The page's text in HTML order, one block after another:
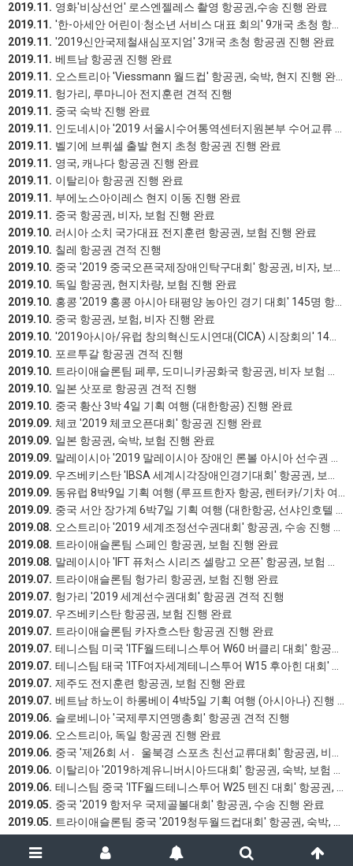
2019.11. 영화'비상선언' 로스엔젤레스 촬영 항공권,수송 진행 완료
2019.11. '한-아세안 어린이·청소년 서비스 대표 회의' 9개국 초청 항공권 진행 완료
2019.11. '2019신안국제철새심포지엄' 3개국 초청 항공권 진행 완료
2019.11. 베트남 항공권 진행 완료
2019.11. 오스트리아 'Viessmann 월드컵' 항공권, 숙박, 현지 진행 완료
2019.11. 헝가리, 루마니아 전지훈련 견적 진행
2019.11. 중국 숙박 진행 완료
2019.11. 인도네시아 '2019 서울시수어통역센터지원본부 수어교류 해외연수' 항공권, 숙박, 현지이동 진행 완료
2019.11. 벨기에 브뤼셀 출발 현지 초청 항공권 진행 완료
2019.11. 영국, 캐나다 항공권 진행 완료
2019.11. 이탈리아 항공권 진행 완료
2019.11. 부에노스아이레스 현지 이동 진행 완료
2019.11. 중국 항공권, 비자, 보험 진행 완료
2019.10. 러시아 소치 국가대표 전지훈련 항공권, 보험 진행 완료
2019.10. 칠레 항공권 견적 진행
2019.10. 중국 '2019 중국오픈국제장애인탁구대회' 항공권, 비자, 보험 진행 완료
2019.10. 독일 항공권, 현지차량, 보험 진행 완료
2019.10. 홍콩 '2019 홍콩 아시아 태평양 농아인 경기 대회' 145명 항공권 진행 완료
2019.10. 중국 항공권, 보험, 비자 진행 완료
2019.10. '2019아시아/유럽 창의혁신도시연대(CICA) 시장회의' 14개국 초청 고위급 비즈니스, 일반 항공권 진행 완료
2019.10. 포르투갈 항공권 견적 진행
2019.10. 트라이애슬론팀 페루, 도미니카공화국 항공권, 비자 보험 진행 완료
2019.10. 일본 삿포로 항공권 견적 진행
2019.10. 중국 황산 3박 4일 기획 여행 (대한항공) 진행 완료
2019.09. 체코 '2019 체코오픈대회' 항공권 진행 완료
2019.09. 일본 항공권, 숙박, 보험 진행 완료
2019.09. 말레이시아 '2019 말레이시아 장애인 론볼 아시아 선수권 대회' 항공권, 보험 진행 완료
2019.09. 우즈베키스탄 'IBSA 세계시각장애인경기대회' 항공권, 보험 진행 완료
2019.09. 동유럽 8박9일 기획 여행 (루프트한자 항공, 렌터카/기차 여행) 진행 완료
2019.09. 중국 서안 장가계 6박7일 기획 여행 (대한항공, 선샤인호텔 외) 진행 완료
2019.08. 오스트리아 '2019 세계조정선수권대회' 항공권, 수송 진행 완료
2019.08. 트라이애슬론팀 스페인 항공권, 보험 진행 완료
2019.08. 말레이시아 'IFT 퓨처스 시리즈 셀랑고 오픈' 항공권, 보험 진행 완료
2019.07. 트라이애슬론팀 헝가리 항공권, 보험 진행 완료
2019.07. 헝가리 '2019 세계선수권대회' 항공권 견적 진행
2019.07. 우즈베키스탄 항공권, 보험 진행 완료
2019.07. 트라이애슬론팀 카자흐스탄 항공권 진행 완료
2019.07. 테니스팀 미국 'ITF월드테니스투어 W60 버클리 대회' 항공권, 비자, 보험 진행 완료
2019.07. 테니스팀 태국 'ITF여자세계테니스투어 W15 후아힌 대회' 항공권, 보험 진행 완료
2019.07. 제주도 전지훈련 항공권, 보험 진행 완료
2019.07. 베트남 하노이 하롱베이 4박5일 기획 여행 (아시아나) 진행 완료
2019.06. 슬로베니아 '국제루지연맹총회' 항공권 견적 진행
2019.06. 오스트리아, 독일 항공권 진행 완료
2019.06. 중국 '제26회 서울〮북경 스포츠 친선교류대회' 항공권, 비자, 보험 진행 완료
2019.06. 이탈리아 '2019하계유니버시아드대회' 항공권, 숙박, 보험 진행 완료
2019.06. 테니스팀 중국 'ITF월드테니스투어 W25 텐진 대회' 항공권, 비자, 보험 진행 완료
2019.05. 중국 '2019 항저우 국제골볼대회' 항공권, 수송 진행 완료
2019.05. 트라이애슬론팀 중국 '2019청두월드컵대회' 항공권, 숙박, 비자, 보험 진행 완료
2019.05.
스페인 '마드리드 월드컵' 항공권, 보험 진행 완료